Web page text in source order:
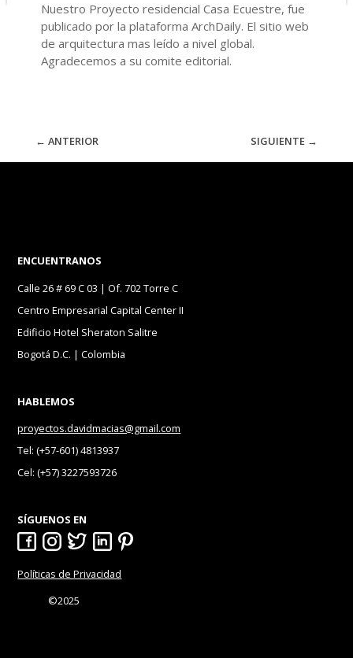
Nuestro Proyecto residencial Casa Ecuestre, fue
publicado por la plataforma ArchDaily. El sitio web
de arquitectura mas leído a nivel global.
Agradecemos a su comite editorial.
← ANTERIOR SIGUIENTE →
ENCUENTRANOS
Calle 26 # 69 C 03 | Of. 702 Torre C
Centro Empresarial Capital Center II
Edificio Hotel Sheraton Salitre
Bogotá D.C. | Colombia
HABLEMOS
proyectos.davidmacias@gmail.com
Tel: (+57-601) 4813937
Cel: (+57) 3227593726
SÍGUENOS EN
Políticas de Privacidad
©2025